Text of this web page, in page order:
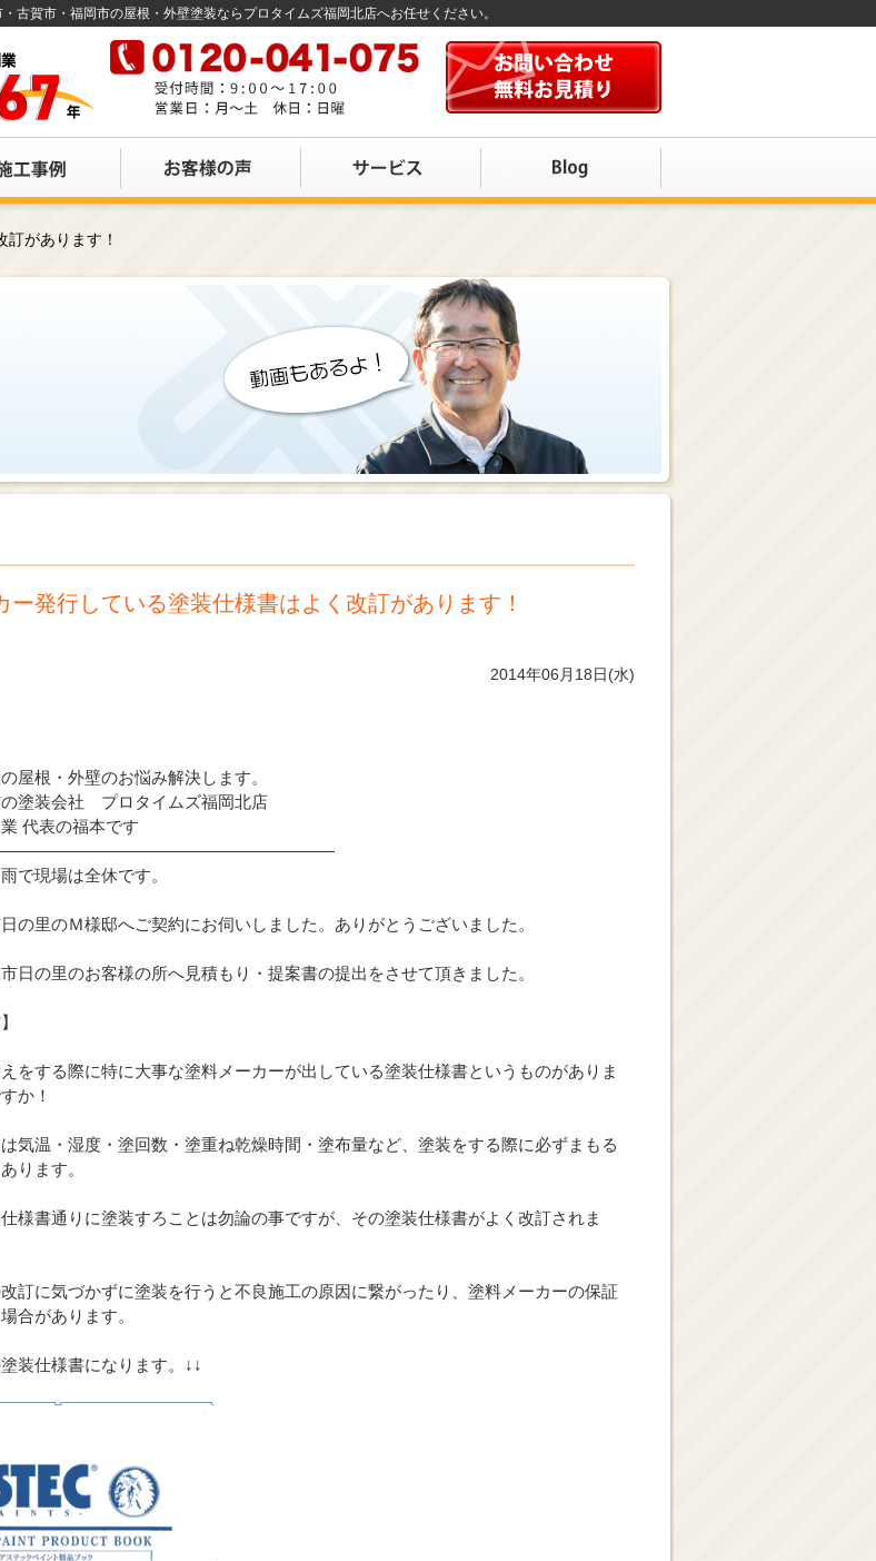
古賀市・福岡市の屋根・外壁塗装ならプロタイムズ福岡北店へお任せください。
があります！
ー発行している塗装仕様書はよく改訂があります！
2014年06月18日(水)
屋根・外壁のお悩み解決します。
塗装会社 プロタイムズ福岡北店
代表の福本です
で現場は全休です。
の里のＭ様邸へご契約にお伺いしました。ありがとうございました。
日の里のお客様の所へ見積もり・提案書の提出をさせて頂きました。
をする際に特に大事な塗料メーカーが出している塗装仕様書というものがありま
か！
気温・湿度・塗回数・塗重ね乾燥時間・塗布量など、塗装をする際に必ずまもる
ります。
様書通りに塗装すろことは勿論の事ですが、その塗装仕様書がよく改訂されま
訂に気づかずに塗装を行うと不良施工の原因に繋がったり、塗料メーカーの保証
合があります。
装仕様書になります。↓↓